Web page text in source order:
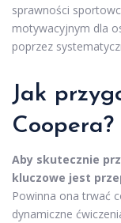
sprawności
motywacyjnym dla
poprzez
Jak
Coopera?
Aby skutecznie
kluczowe jest
Powinna ona trwać
dynamiczne